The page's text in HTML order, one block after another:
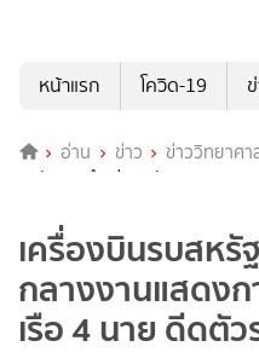
หน้าแรก
โควิด-19
อ่าน ข่าว ข่าววิทยาศา
สหรัฐฯ 2 ลำ พุ่งชนกันกลางงานแ
เครื่องบินรบสห
กลางงานแสดงก
เรือ 4 นาย ดีดตั